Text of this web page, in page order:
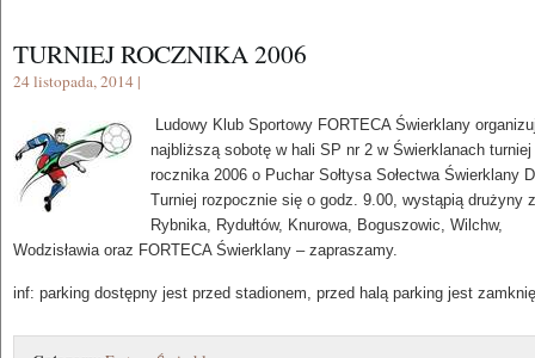
TURNIEJ ROCZNIKA 2006
24 listopada, 2014 |
Ludowy Klub Sportowy FORTECA Świerklany
najbliższą sobotę w hali SP nr 2 w Świerklanach turniej
rocznika 2006 o Puchar Sołtysa Sołectwa Świerklany
Turniej rozpocznie się o godz. 9.00, wystąpią drużyny z
Rybnika, Rydułtów, Knurowa, Boguszowic, Wilchw,
Wodzisławia oraz FORTECA Świerklany – zapraszamy.
inf: parking dostępny jest przed stadionem, przed halą parking jest